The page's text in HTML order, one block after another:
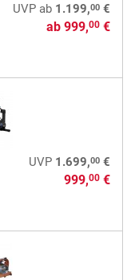
UVPab 1.199,00€
ab 999,00€
UVP 1.699,00€
999,00€